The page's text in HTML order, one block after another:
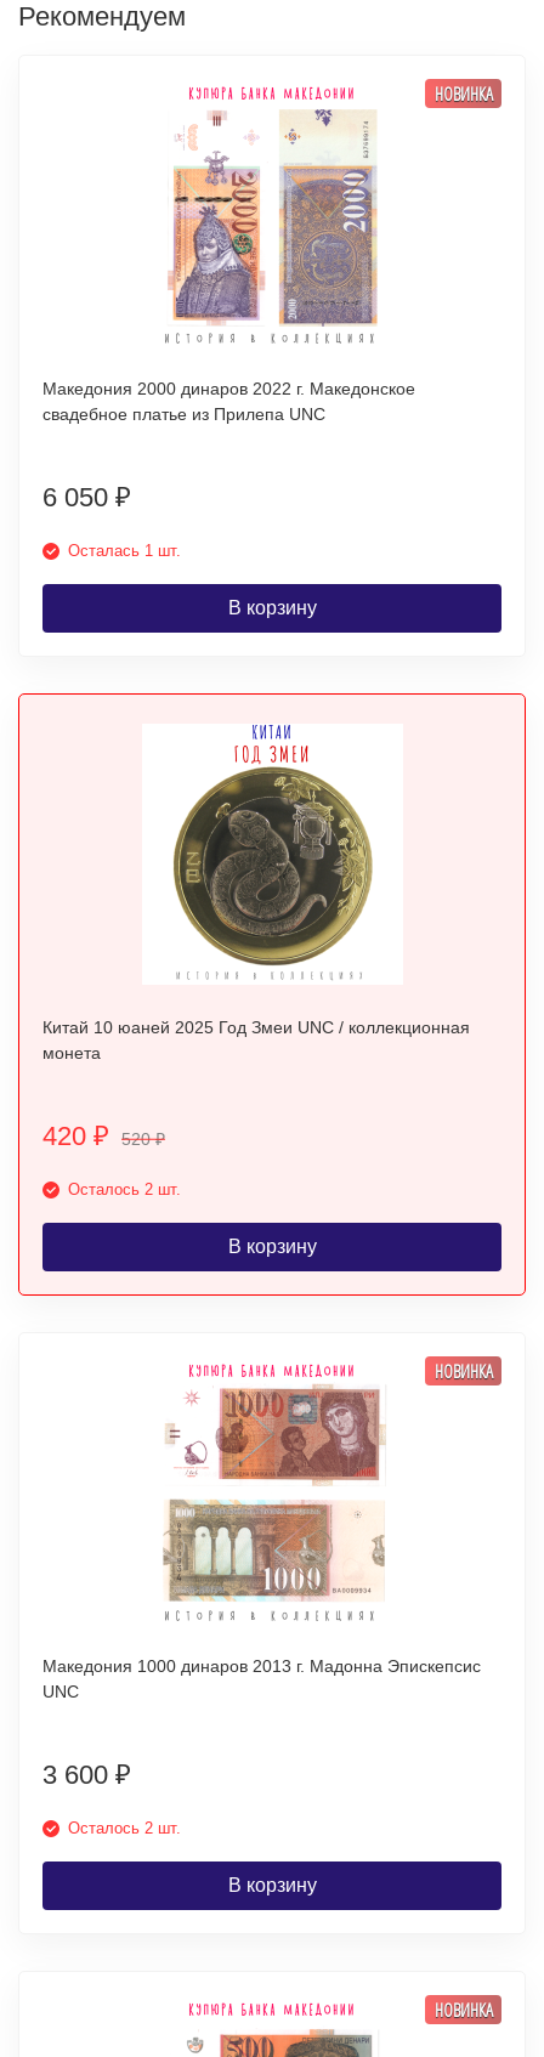
Рекомендуем
НОВИНКА
Македония 2000 динаров 2022 г. Македонское
свадебное платье из Прилепа UNC
6 050 ₽
Осталась 1 шт.
В корзину
Китай 10 юаней 2025 Год Змеи UNC / коллекционная
монета
420 ₽ 520₽
Осталось 2 шт.
В корзину
НОВИНКА
Македония 1000 динаров 2013 г. Мадонна Эпискепсис
UNC
3 600 ₽
Осталось 2 шт.
В корзину
НОВИНКА